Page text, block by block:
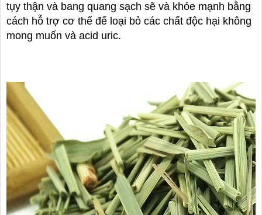
tụy thận và bang quang sạch sẽ và khỏe mạnh bằng
cách hỗ trợ cơ thể để loại bỏ các chất độc hại không
mong muốn và acid uric.